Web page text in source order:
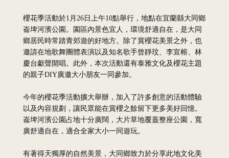
櫻花季活動於1月26日上午10點舉行，地點在宜蘭縣大同鄉
崙埤河濱公園。園區內景色宜人，環境舒適自在，是大同
鄉居民時常踏青郊遊的好地方。除了賞櫻花美景之外，也
邀請在地歌舞團體表演以及知名歌手曾靜玟、李宣榕、林
慶台獻聲開唱。此外，本次活動還有泰雅文化及櫻花主題
的親子DIY廣邀大小朋友一同參加。
今年的櫻花季活動擴大舉辦，加入了許多創意的活動體驗
以及內容規劃，讓民眾能在賞櫻之餘留下更多美好回憶。
崙埤河濱公園占地十分廣闊，大片草地覆蓋整座公園，寬
廣舒適自在，適合全家大小一同遊玩。
有著得天獨厚的自然美景，大同鄉致力於分享此地文化美